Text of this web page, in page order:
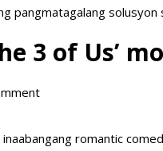
pangmatagalang
3 of Us’
romantic